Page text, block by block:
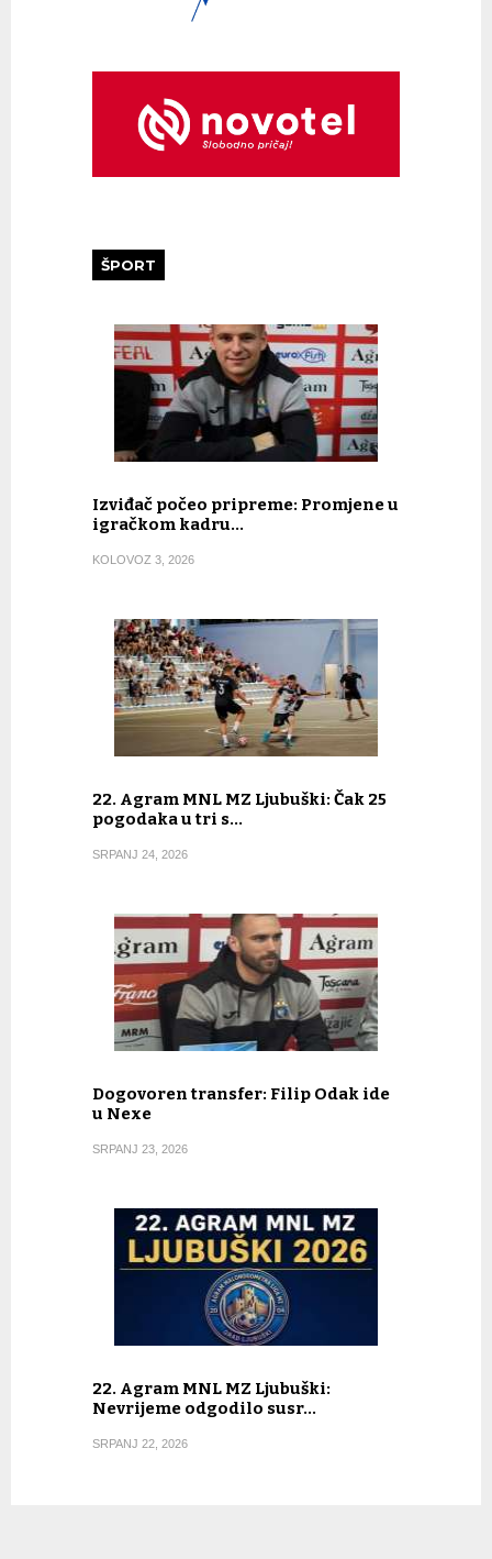
ŠPORT
Izviđač počeo pripreme: Promjene u
igračkom kadru…
KOLOVOZ 3, 2026
22. Agram MNL MZ Ljubuški: Čak 25
pogodaka u tri s…
SRPANJ 24, 2026
Dogovoren transfer: Filip Odak ide
u Nexe
SRPANJ 23, 2026
22. Agram MNL MZ Ljubuški:
Nevrijeme odgodilo susr…
SRPANJ 22, 2026